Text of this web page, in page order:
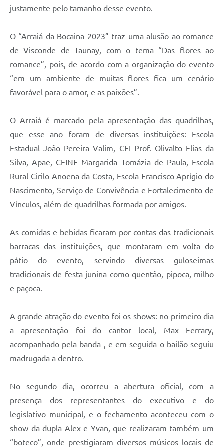
justamente pelo tamanho desse evento.
O “Arraiá da Bocaina 2023” traz uma alusão ao romance
de Visconde de Taunay, com o tema “Das flores ao
romance”, pois, de acordo com a organização do evento
“em um ambiente de muitas flores fica um cenário
favorável para o amor, e as paixões”.
O Arraiá é marcado pela apresentação das quadrilhas,
que esse ano foram de diversas instituições: Escola
Estadual João Pereira Valim, CEI Prof. Olivalto Elias da
Silva, Apae, CEINF Margarida Tomázia de Paula, Escola
Rural Cirilo Anoena da Costa, Escola Francisco Aprígio do
Nascimento, Serviço de Convivência e Fortalecimento de
Vínculos, além de quadrilhas formada por amigos.
As comidas e bebidas ficaram por contas das tradicionais
barracas das instituições, que montaram em volta do
pátio do evento, servindo diversas guloseimas
tradicionais de festa junina como quentão, pipoca, milho
e paçoca.
A grande atração do evento foi os shows: no primeiro dia
a apresentação foi do cantor local, Max Ferrary,
acompanhado pela banda , e em seguida o bailão seguiu
madrugada a dentro.
No segundo dia, ocorreu a abertura oficial, com a
presença dos representantes do executivo e do
legislativo municipal, e o fechamento aconteceu com o
show da dupla Alex e Yvan, que realizaram também um
“boteco”, onde prestigiaram diversos músicos locais de